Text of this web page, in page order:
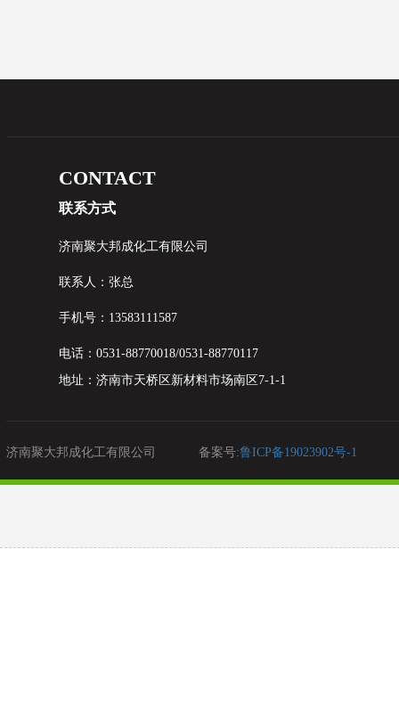
CONTACT
联系方式
济南聚大邦成化工有限公司
联系人：张总
手机号：13583111587
电话：0531-88770018/0531-88770117
地址： 济南市天桥区新材料市场南区7-1-1
济南聚大邦成化工有限公司 备案号:鲁ICP备19023902号-1